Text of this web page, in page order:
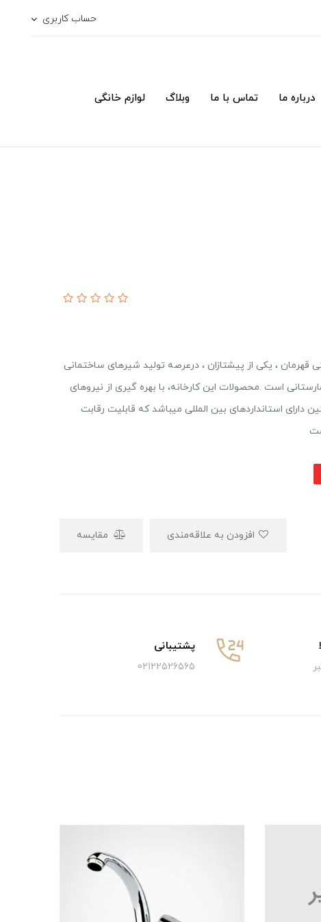
حساب کاربری
درباره ما تماس با ما وبلاگ لوازم خانگی
بهداشتی قهرمان ، یکی از پیشتازان ، درعرصه تولید شیرهای ساختمانی
است .محصولات این کارخانه، با بهره گیری از نیروهای
استانداردهای بین المللی میباشد که قابلیت رقابت
مقایسه
پشتیبانی
02122526565